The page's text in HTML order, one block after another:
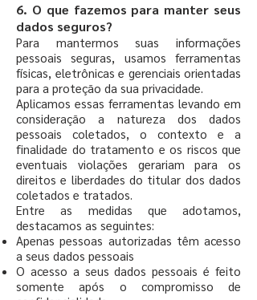
6. O que fazemos para manter seus
dados seguros?
Para mantermos suas informações
pessoais seguras, usamos ferramentas
físicas, eletrônicas e gerenciais orientadas
para a proteção da sua privacidade.
Aplicamos essas ferramentas levando em
consideração a natureza dos dados
pessoais coletados, o contexto e a
finalidade do tratamento e os riscos que
eventuais violações gerariam para os
direitos e liberdades do titular dos dados
coletados e tratados.
Entre as medidas que adotamos,
destacamos as seguintes:
Apenas pessoas autorizadas têm acesso
a seus dados pessoais
O acesso a seus dados pessoais é feito
somente após o compromisso de